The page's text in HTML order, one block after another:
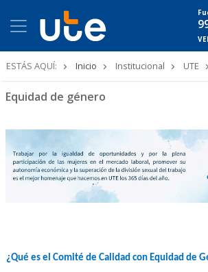
ESTÁS AQUÍ: Inicio Institucional UTE
Equidad de género
¿Qué es el Comité de Calidad con Equidad de